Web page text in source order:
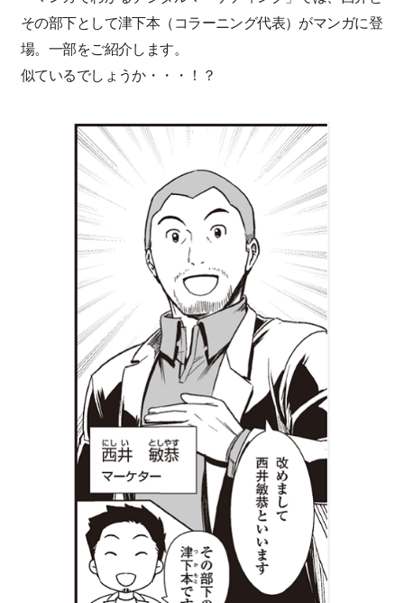
その部下として津下本（コラーニング代表）がマンガに登
場。一部をご紹介します。
似ているでしょうか・・・！？